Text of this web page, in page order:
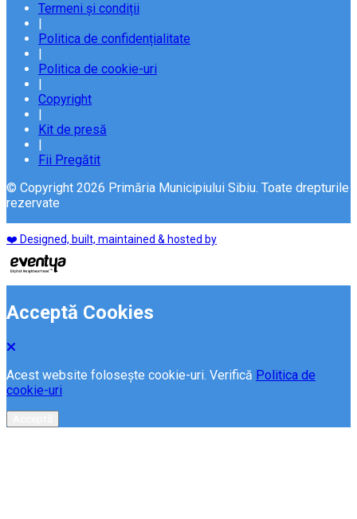
Termeni și condiții
Politica de confidențialitate
Politica de cookie-uri
Copyright
Kit de presă
Fii Pregătit
© Copyright 2026 Primăria Municipiului Sibiu. Toate drepturile
rezervate
❤️ Designed, built, maintained & hosted by
Acceptă Cookies
Acest website folosește cookie-uri. Verifică Politica de
cookie-uri